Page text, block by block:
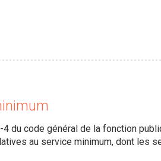
du code général de la fonction
au service minimum, dont les